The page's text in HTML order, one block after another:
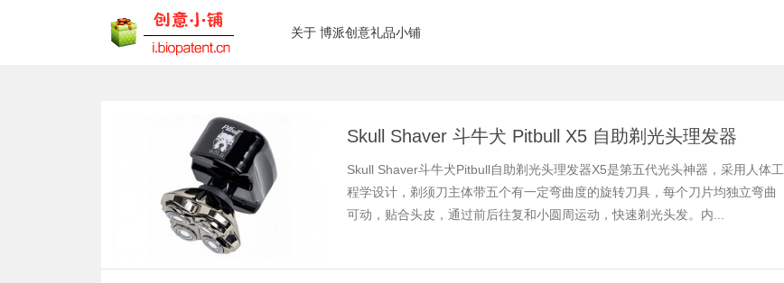
关于 博派创意礼品小铺
Skull Shaver 斗牛犬 Pitbull X5 自助剃光头理发器
Skull Shaver斗牛犬Pitbull自助剃光头理发器X5是第五代光头神器，采用人体工
程学设计，剃须刀主体带五个有一定弯曲度的旋转刀具，每个刀片均独立弯曲
可动，贴合头皮，通过前后往复和小圆周运动，快速剃光头发。内...